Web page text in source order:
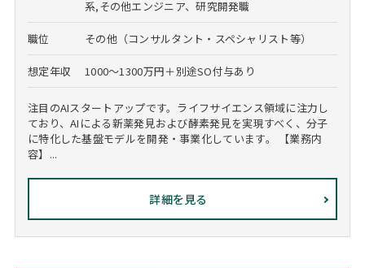
系,その他エンジニア、研究開発職
職位 その他（コンサルタント・スペシャリスト等）
想定年収 1000～1300万円＋別途SO付与あり
注目のAIスタートアップです。ライフサイエンス領域に注力し
ており、AIによる新薬発見および酵素発見を実現すべく、分子
に特化した基盤モデルを開発・事業化しています。 【業務内
容】...
詳細を見る